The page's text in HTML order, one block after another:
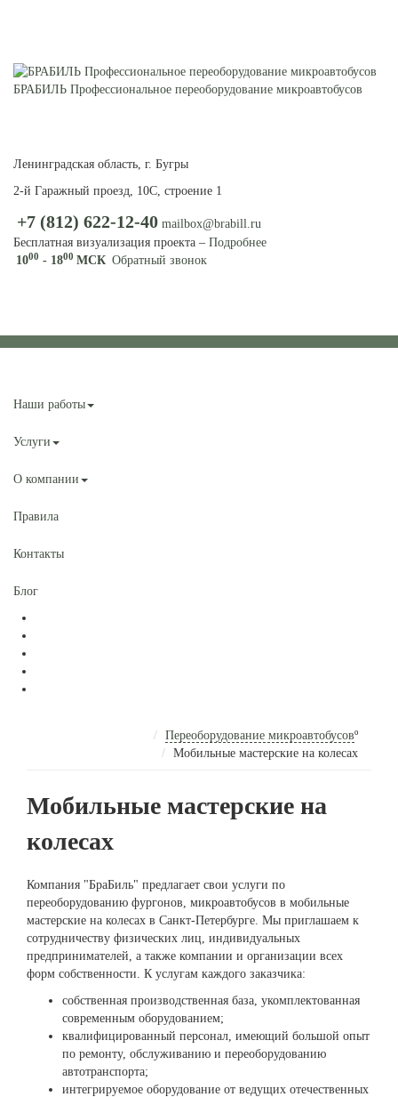
БРАБИЛЬ Профессиональное переоборудование микроавтобусов
Ленинградская область, г. Бугры
2-й Гаражный проезд, 10С, строение 1
+7 (812) 622-12-40 mailbox@brabill.ru
Бесплатная визуализация проекта – Подробнее
1000 - 1800 МСК Обратный звонок
Наши работы
Услуги
О компании
Правила
Контакты
Блог
Переоборудование микроавтобусовº
Мобильные мастерские на колесах
Мобильные мастерские на
колесах
Компания "БраБиль" предлагает свои услуги по
переоборудованию фургонов, микроавтобусов в мобильные
мастерские на колесах в Санкт-Петербурге. Мы приглашаем к
сотрудничеству физических лиц, индивидуальных
предпринимателей, а также компании и организации всех
форм собственности. К услугам каждого заказчика:
собственная производственная база, укомплектованная
современным оборудованием;
квалифицированный персонал, имеющий большой опыт
по ремонту, обслуживанию и переоборудованию
автотранспорта;
интегрируемое оборудование от ведущих отечественных